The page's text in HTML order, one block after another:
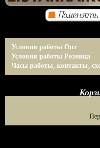
Условия работы Опт
Условия работы Розница
Часы работы, контакты,